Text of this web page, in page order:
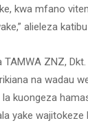
kwa mfano
alieleza
ZNZ,
na wadau
kuongeza
yake wajitokeze